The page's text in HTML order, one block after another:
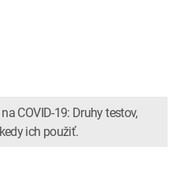
COVID-19: Druhy testov,
ich použiť.